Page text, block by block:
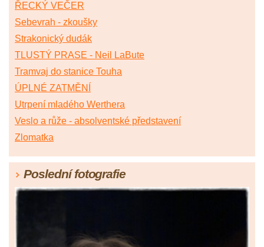
ŘECKÝ VEČER
Sebevrah - zkoušky
Strakonický dudák
TLUSTÝ PRASE - Neil LaBute
Tramvaj do stanice Touha
ÚPLNÉ ZATMĚNÍ
Utrpení mladého Werthera
Veslo a růže - absolventské představení
Zlomatka
Poslední fotografie